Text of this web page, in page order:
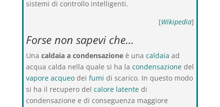
sistemi di controllo intelligenti.
[Wikipedia]
Forse non sapevi che…
Una caldaia a condensazioneè una caldaia ad
acqua calda nella quale si ha la condensazionedel
vapore acqueodei fumi di scarico. In questo modo
si ha il recupero del calore latentedi
condensazione e di conseguenza maggiore